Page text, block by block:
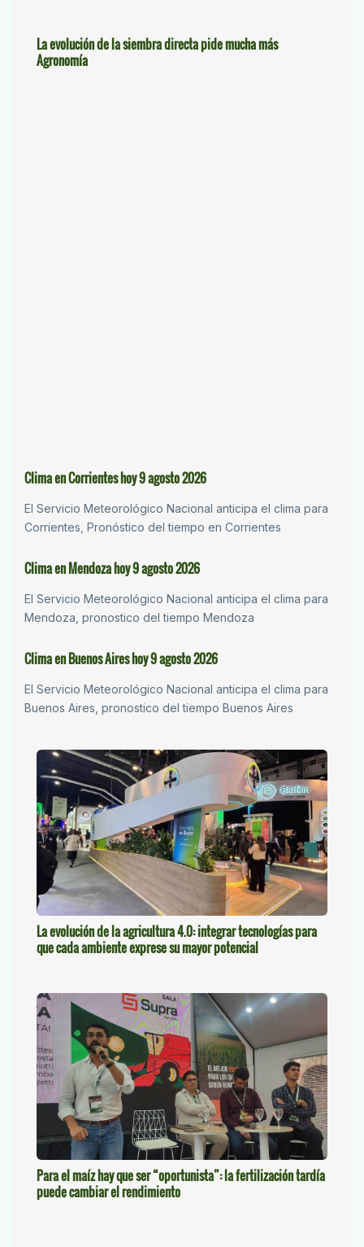
La evolución de la siembra directa pide mucha más
Agronomía
Clima en Corrientes hoy 9 agosto 2026
El Servicio Meteorológico Nacional anticipa el clima para
Corrientes, Pronóstico del tiempo en Corrientes
Clima en Mendoza hoy 9 agosto 2026
El Servicio Meteorológico Nacional anticipa el clima para
Mendoza, pronostico del tiempo Mendoza
Clima en Buenos Aires hoy 9 agosto 2026
El Servicio Meteorológico Nacional anticipa el clima para
Buenos Aires, pronostico del tiempo Buenos Aires
La evolución de la agricultura 4.0: integrar tecnologías para
que cada ambiente exprese su mayor potencial
Para el maíz hay que ser “oportunista”: la fertilización tardía
puede cambiar el rendimiento